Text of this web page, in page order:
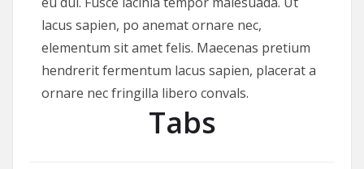
lacus sapien, po anemat ornare nec,
elementum sit amet felis. Maecenas pretium
hendrerit fermentum lacus sapien, placerat a
ornare nec fringilla libero convals.
Tabs